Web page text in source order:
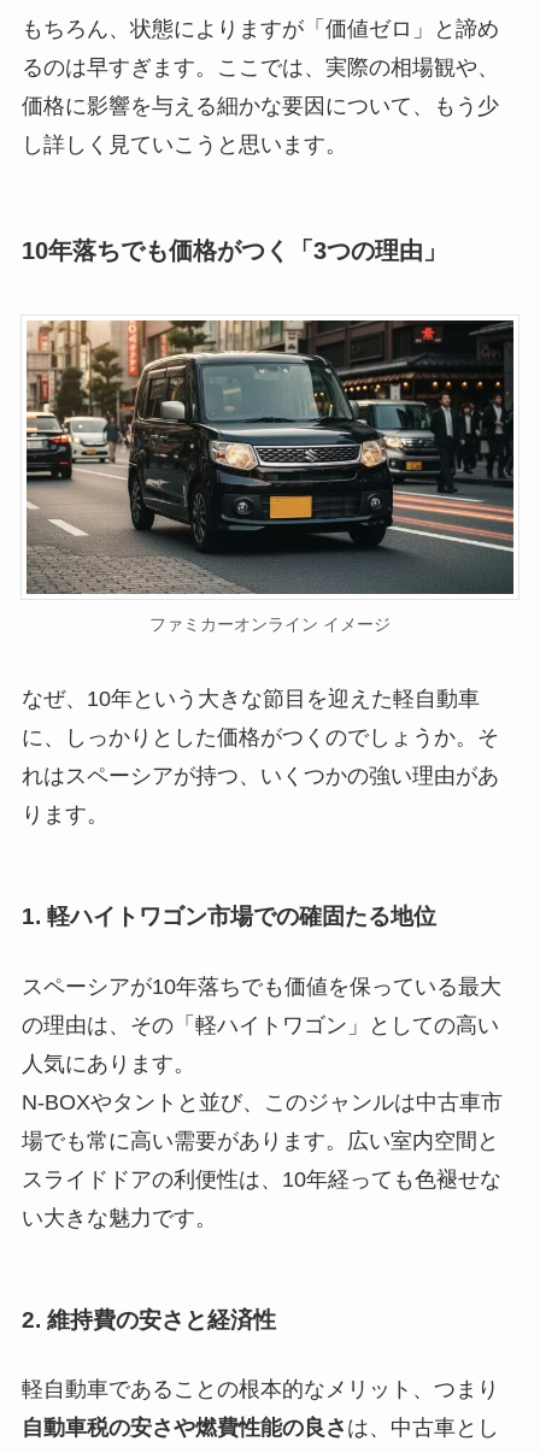
もちろん、状態によりますが「価値ゼロ」と諦め
るのは早すぎます。ここでは、実際の相場観や、
価格に影響を与える細かな要因について、もう少
し詳しく見ていこうと思います。
10年落ちでも価格がつく「3つの理由」
ファミカーオンライン イメージ
なぜ、10年という大きな節目を迎えた軽自動車
に、しっかりとした価格がつくのでしょうか。そ
れはスペーシアが持つ、いくつかの強い理由があ
ります。
1. 軽ハイトワゴン市場での確固たる地位
スペーシアが10年落ちでも価値を保っている最大
の理由は、その「軽ハイトワゴン」としての高い
人気にあります。
N-BOXやタントと並び、このジャンルは中古車市
場でも常に高い需要があります。広い室内空間と
スライドドアの利便性は、10年経っても色褪せな
い大きな魅力です。
2. 維持費の安さと経済性
軽自動車であることの根本的なメリット、つまり
自動車税の安さや燃費性能の良さ は、中古車とし